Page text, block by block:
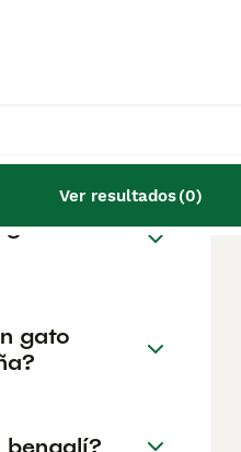
Ver resultados(0)
Tripura y
gato de
gato